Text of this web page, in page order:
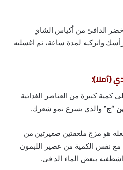
الدافئ من أكياس الشاي
واتركيه لمدة ساعة، ثم اغسليه
كمية كبيرة من العناصر الغذائية
“ج” والذي يسرع نمو شعرك.
هو مزج ملعقتين صغيرتين من
نفس الكمية من عصير الليمون
ببعض الماء الدافئ.